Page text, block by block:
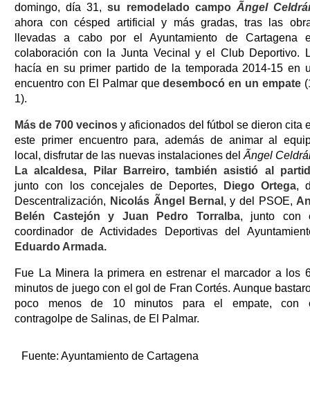
domingo, día 31,su remodelado campo Ãngel
ahora con césped artificial y más gradas, tras las
llevadas a cabo por el Ayuntamiento de Cartagena
colaboración con la Junta Vecinal y el Club Deportivo.
hacía en su primer partido de la temporada 2014-15 en
encuentro con El Palmar quedesembocó en un empate
1).
Más de 700 vecinos y aficionados del fútbol se dieron cita
este primer encuentro para, además de animar al
local, disfrutar de las nuevas instalaciones del Ãngel
La alcaldesa, Pilar Barreiro, también asistió al
junto con los concejales de Deportes,
Diego Ortega,
Descentralización, Nicolás Ãngel Bernal , y del PSOE,
Belén Castejón y Juan Pedro Torralba, junto con
coordinador de Actividades Deportivas del
Eduardo Armada.
Fue La Minera la primera en estrenar el marcador a los
minutos de juego con el gol de Fran Cortés. Aunque
poco menos de 10 minutos para el empate, con
contragolpe de Salinas, de El Palmar.
Fuente: Ayuntamiento de Cartagena